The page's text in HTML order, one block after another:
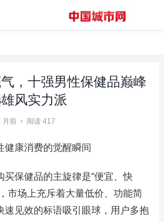
，十强男性保健品巅峰
风实力派
月前 • 阅读 417
健康消费的觉醒瞬间
保健品的主旋律是“便宜、快
市场上充斥着大量低价、功能简
速见效的标语吸引眼球，用户多抱